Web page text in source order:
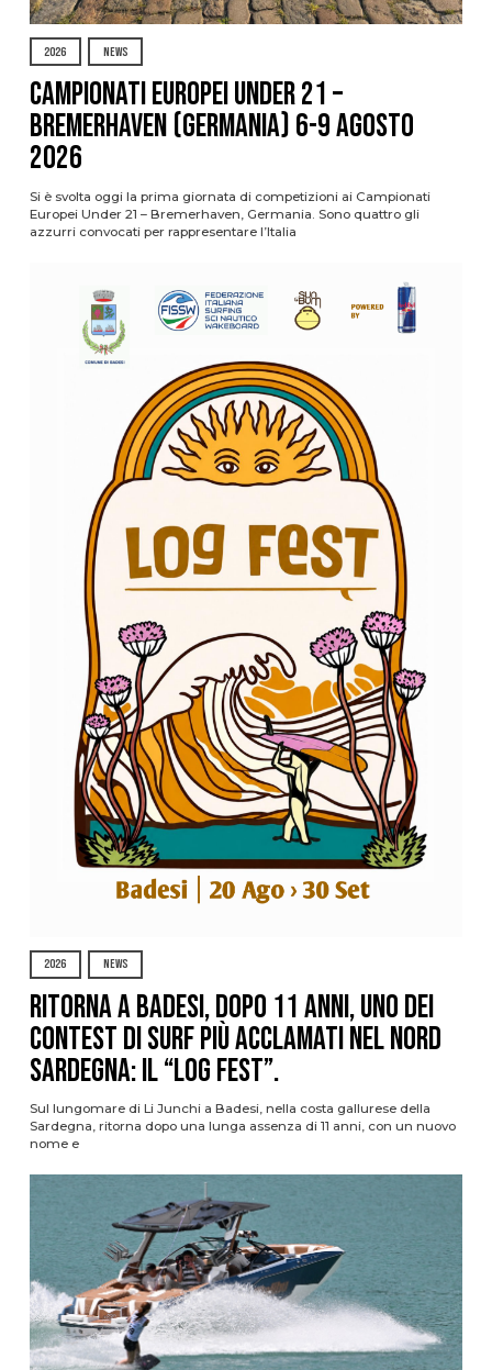
2026 NEWS
Campionati Europei Under 21 –
Bremerhaven (Germania) 6-9 agosto
2026
Si è svolta oggi la prima giornata di competizioni ai Campionati
Europei Under 21 – Bremerhaven, Germania. Sono quattro gli
azzurri convocati per rappresentare l’Italia
2026 NEWS
Ritorna a Badesi, dopo 11 anni, uno dei
contest di surf più acclamati nel nord
Sardegna: il “Log Fest”.
Sul lungomare di Li Junchi a Badesi, nella costa gallurese della
Sardegna, ritorna dopo una lunga assenza di 11 anni, con un nuovo
nome e